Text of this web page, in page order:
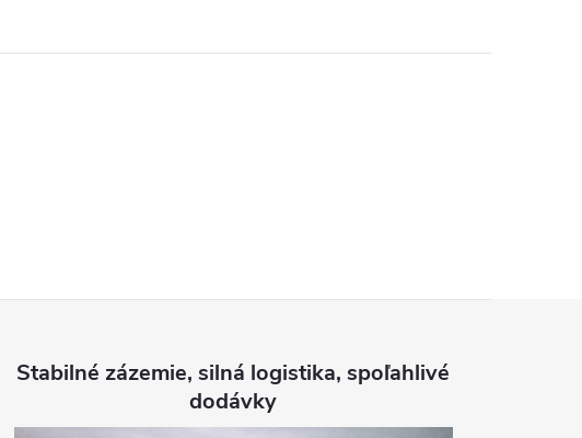
Stabilné zázemie, silná logistika, spoľahlivé
dodávky